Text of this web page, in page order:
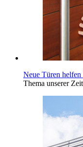
Neue Türen helfen
Thema unserer